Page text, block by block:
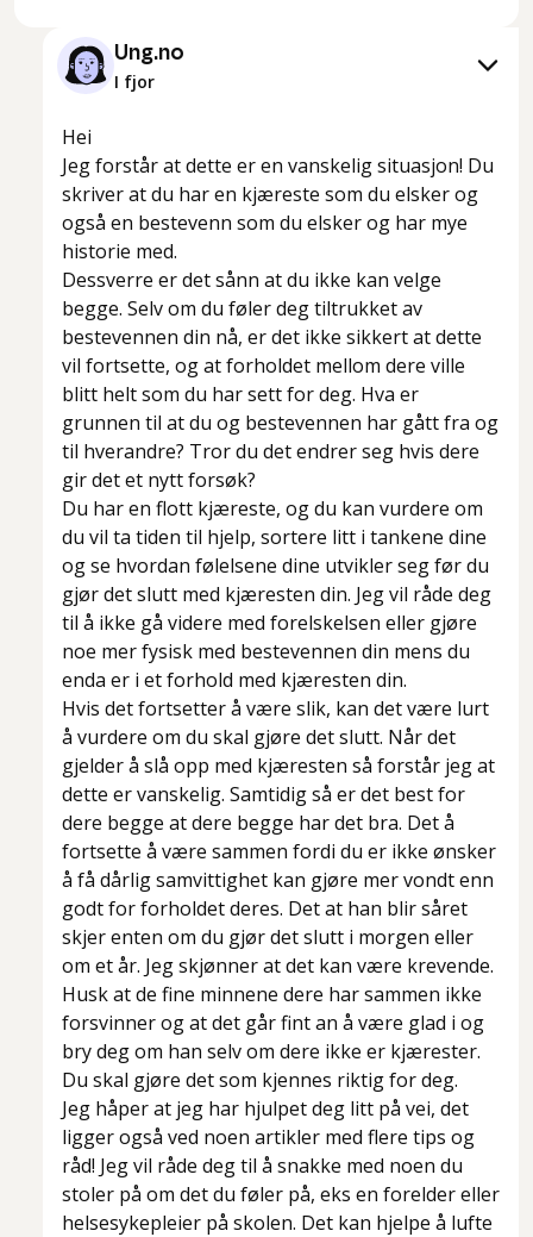
Ung.no
I fjor
Hei
Jeg forstår at dette er en vanskelig situasjon! Du
skriver at du har en kjæreste som du elsker og
også en bestevenn som du elsker og har mye
historie med.
Dessverre er det sånn at du ikke kan velge
begge. Selv om du føler deg tiltrukket av
bestevennen din nå, er det ikke sikkert at dette
vil fortsette, og at forholdet mellom dere ville
blitt helt som du har sett for deg. Hva er
grunnen til at du og bestevennen har gått fra og
til hverandre? Tror du det endrer seg hvis dere
gir det et nytt forsøk?
Du har en flott kjæreste, og du kan vurdere om
du vil ta tiden til hjelp, sortere litt i tankene dine
og se hvordan følelsene dine utvikler seg før du
gjør det slutt med kjæresten din. Jeg vil råde deg
til å ikke gå videre med forelskelsen eller gjøre
noe mer fysisk med bestevennen din mens du
enda er i et forhold med kjæresten din.
Hvis det fortsetter å være slik, kan det være lurt
å vurdere om du skal gjøre det slutt. Når det
gjelder å slå opp med kjæresten så forstår jeg at
dette er vanskelig. Samtidig så er det best for
dere begge at dere begge har det bra. Det å
fortsette å være sammen fordi du er ikke ønsker
å få dårlig samvittighet kan gjøre mer vondt enn
godt for forholdet deres. Det at han blir såret
skjer enten om du gjør det slutt i morgen eller
om et år. Jeg skjønner at det kan være krevende.
Husk at de fine minnene dere har sammen ikke
forsvinner og at det går fint an å være glad i og
bry deg om han selv om dere ikke er kjærester.
Du skal gjøre det som kjennes riktig for deg.
Jeg håper at jeg har hjulpet deg litt på vei, det
ligger også ved noen artikler med flere tips og
råd! Jeg vil råde deg til å snakke med noen du
stoler på om det du føler på, eks en forelder eller
helsesykepleier på skolen. Det kan hjelpe å lufte